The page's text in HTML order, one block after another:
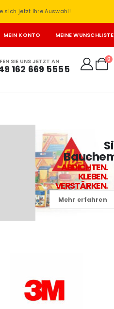
sich jetzt Ihre Auswahl!
MEIN KONTO MEINE WUNSCHLISTE
SIE UNS JETZT AN
162 669 5555
0
ABDICHTEN.
KLEBEN.
VERSTÄRKEN.
Mehr erfahren